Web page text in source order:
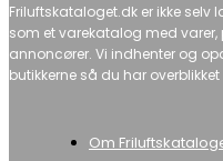
Friluftskataloget.dk er ikke selv
som et varekatalog med
annoncører. Vi indhenter og
butikkerne så du har overblikket
Om